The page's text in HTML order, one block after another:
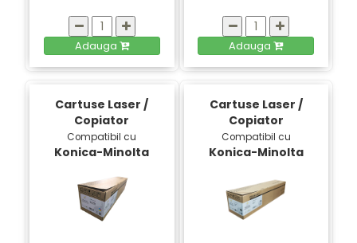
Adauga Adauga
Cartuse Laser /
Copiator
Compatibil cu
Konica-Minolta
Cartuse Laser /
Copiator
Compatibil cu
Konica-Minolta